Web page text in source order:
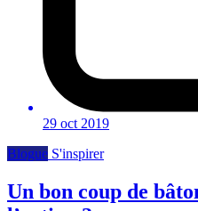
29 oct 2019
Blogue S'inspirer
Un bon coup de